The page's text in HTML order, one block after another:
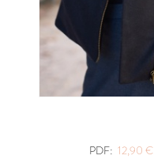
PDF: 12,90 €